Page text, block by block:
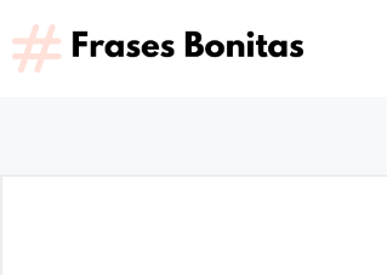
Saltar
al
contenido